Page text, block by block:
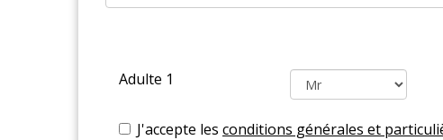
Adulte 1
J'accepte les conditions générales et